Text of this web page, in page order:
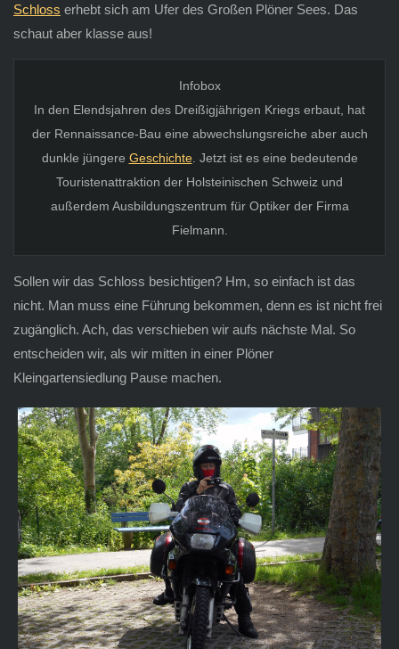
Schloss erhebt sich am Ufer des Großen Plöner Sees. Das
schaut aber klasse aus!
Infobox
In den Elendsjahren des Dreißigjährigen Kriegs erbaut, hat
der Rennaissance-Bau eine abwechslungsreiche aber auch
dunkle jüngere Geschichte. Jetzt ist es eine bedeutende
Touristenattraktion der Holsteinischen Schweiz und
außerdem Ausbildungszentrum für Optiker der Firma
Fielmann.
Sollen wir das Schloss besichtigen? Hm, so einfach ist das
nicht. Man muss eine Führung bekommen, denn es ist nicht frei
zugänglich. Ach, das verschieben wir aufs nächste Mal. So
entscheiden wir, als wir mitten in einer Plöner
Kleingartensiedlung Pause machen.